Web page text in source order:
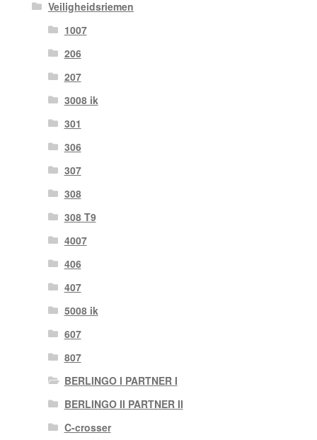
Veiligheidsriemen
1007
206
207
3008 ik
301
306
307
308
308 T9
4007
406
407
5008 ik
607
807
BERLINGO I PARTNER I
BERLINGO II PARTNER II
C-crosser